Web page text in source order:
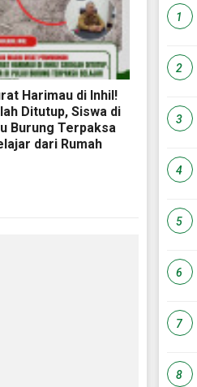
Harimau di Inhil!
Ditutup, Siswa di
Burung Terpaksa
dari Rumah
1
2
3
4
5
6
7
8